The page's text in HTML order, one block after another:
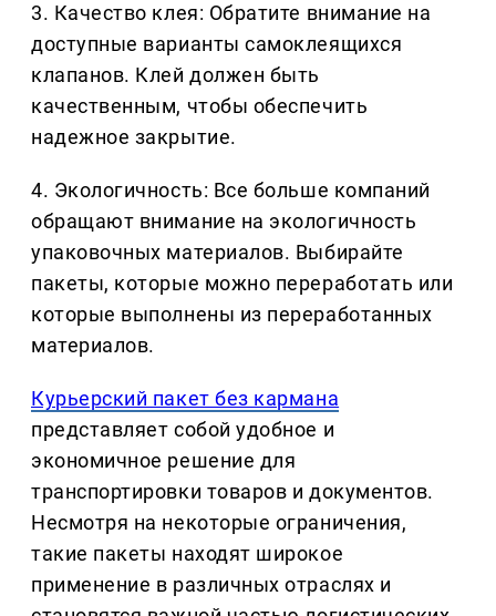
3. Качество клея: Обратите внимание на
доступные варианты самоклеящихся
клапанов. Клей должен быть
качественным, чтобы обеспечить
надежное закрытие.
4. Экологичность: Все больше компаний
обращают внимание на экологичность
упаковочных материалов. Выбирайте
пакеты, которые можно переработать или
которые выполнены из переработанных
материалов.
Курьерский пакет без кармана
представляет собой удобное и
экономичное решение для
транспортировки товаров и документов.
Несмотря на некоторые ограничения,
такие пакеты находят широкое
применение в различных отраслях и